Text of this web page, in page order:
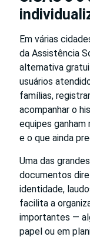
Em várias
da Assistência
alternativa
usuários
famílias,
acompanhar o
equipes
e o que ainda
Uma das
documentos
identidade,
facilita a
importantes —
papel ou em